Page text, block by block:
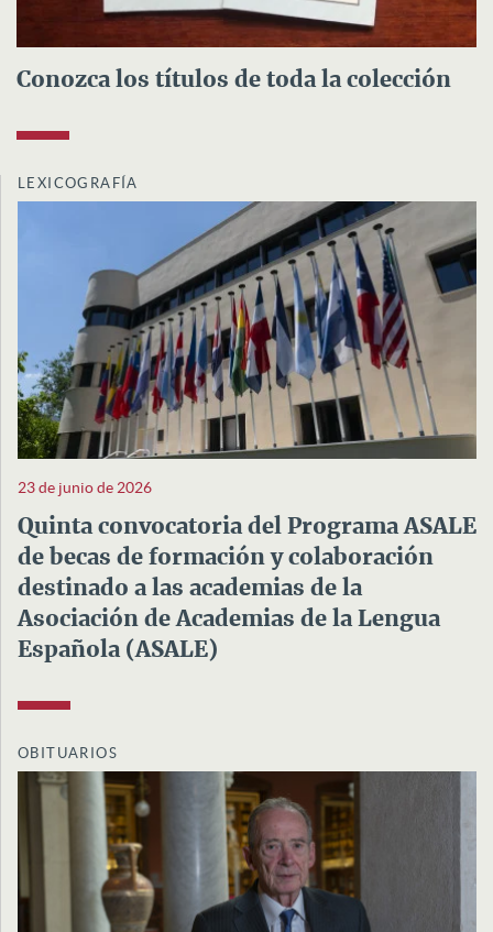
Conozca los títulos de toda la colección
LEXICOGRAFÍA
23 de junio de 2026
Quinta convocatoria del Programa ASALE
de becas de formación y colaboración
destinado a las academias de la
Asociación de Academias de la Lengua
Española (ASALE)
OBITUARIOS